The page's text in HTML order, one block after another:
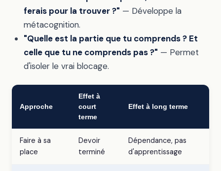
ferais pour la trouver ?" — Développe la
métacognition.
"Quelle est la partie que tu comprends ? Et
celle que tu ne comprends pas ?" — Permet
d'isoler le vrai blocage.
Approche
Effet à
court
terme
Effet à long terme
Faire à sa
place
Devoir
terminé
Dépendance, pas
d'apprentissage